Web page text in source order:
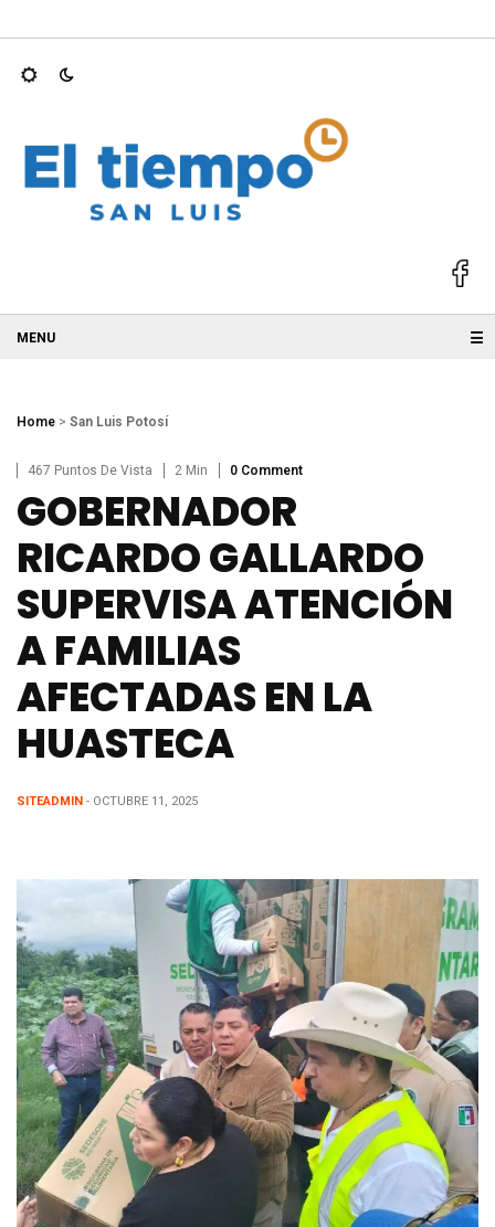
☰
Home > San Luis Potosí
467 Puntos De Vista 2 Min 0 Comment
GOBERNADOR
RICARDO GALLARDO
SUPERVISA ATENCIÓN
A FAMILIAS
AFECTADAS EN LA
HUASTECA
SITEADMIN - OCTUBRE 11, 2025